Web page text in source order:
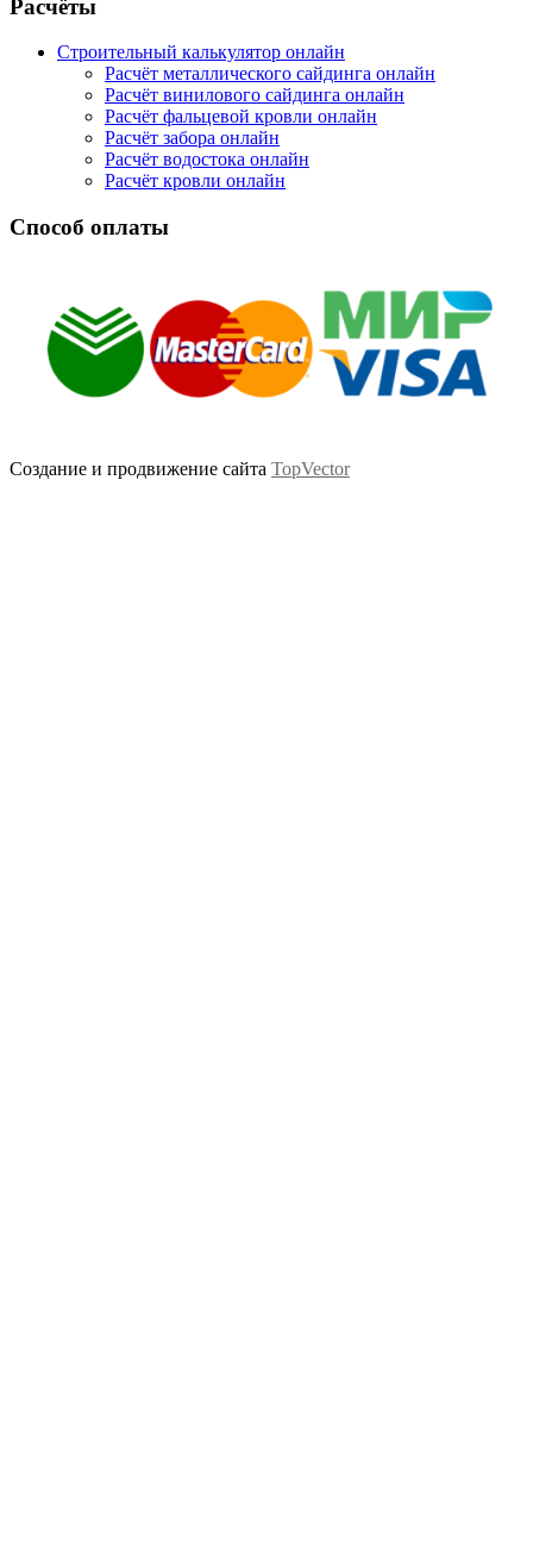
Расчёты
Строительный калькулятор онлайн
Расчёт металлического сайдинга онлайн
Расчёт винилового сайдинга онлайн
Расчёт фальцевой кровли онлайн
Расчёт забора онлайн
Расчёт водостока онлайн
Расчёт кровли онлайн
Способ оплаты
Создание и продвижение сайта TopVector